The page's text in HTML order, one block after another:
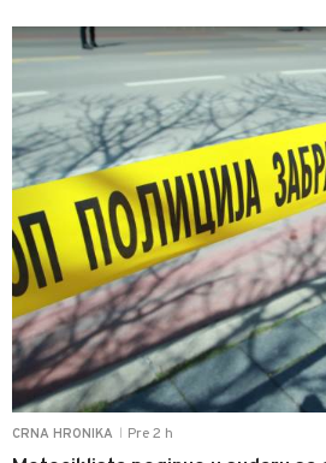
CRNA HRONIKA Pre 2 h